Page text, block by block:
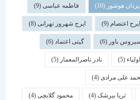
(10) فاطمه عباسی(9)
(9) ایرج شهروز تهرانی(8)
(6) گیتی اعتماد(6)
نادر ناصرالمعمار (5)
مرادی(4)
بیرشک(4) محمود گلابچی(4)